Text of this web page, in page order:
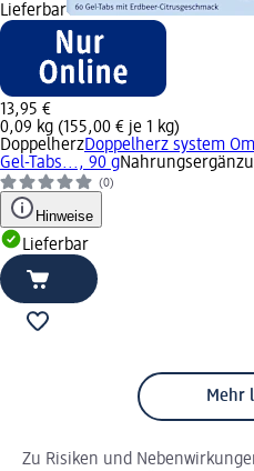
Lieferbar
13,95 €
0,09 kg (155,00 € je 1 kg)
DoppelherzDoppelherz system
Gel-Tabs..., 90 g
(0)
Hinweise
Lieferbar
Mehr
Zu Risiken und